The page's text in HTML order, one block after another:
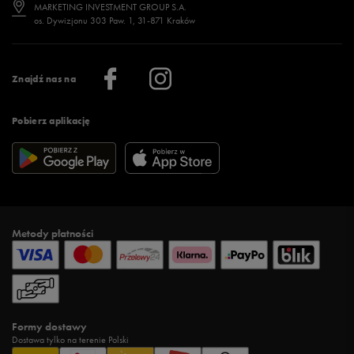
Znajdź nas na
Pobierz aplikację
Regulamin sklepu 50 style
Regulamin aplikacji 50 style
Więcej regulaminów >
Więcej >
Klub 50 style
Praca
Informacje o firmie
MARKETING INVESTMENT GROUP S.A.
os. Dywizjonu 303 Paw. 1, 31-871 Kraków
Metody płatności
Formy dostawy
Dostawa tylko na terenie Polski